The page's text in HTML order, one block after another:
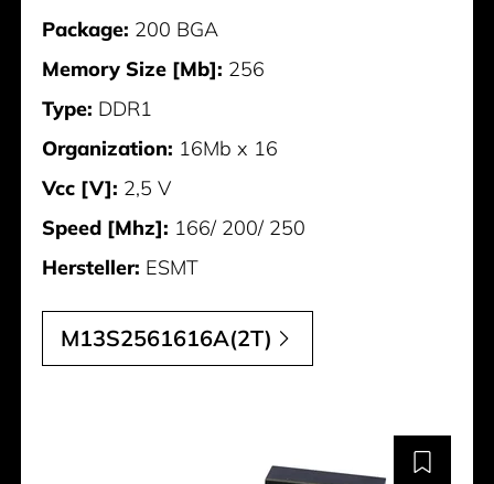
Package: 200 BGA
Memory Size [Mb]: 256
Type: DDR1
Organization: 16Mb x 16
Vcc [V]: 2,5 V
Speed [Mhz]: 166/ 200/ 250
Hersteller: ESMT
M13S2561616A(2T)